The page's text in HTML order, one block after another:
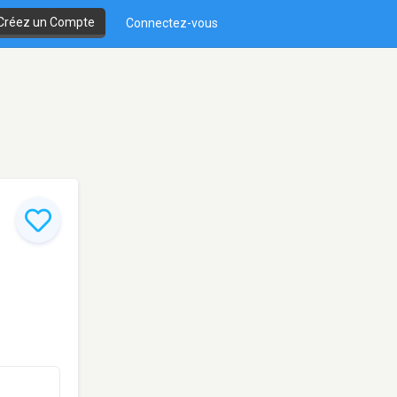
un Compte Connectez-vous